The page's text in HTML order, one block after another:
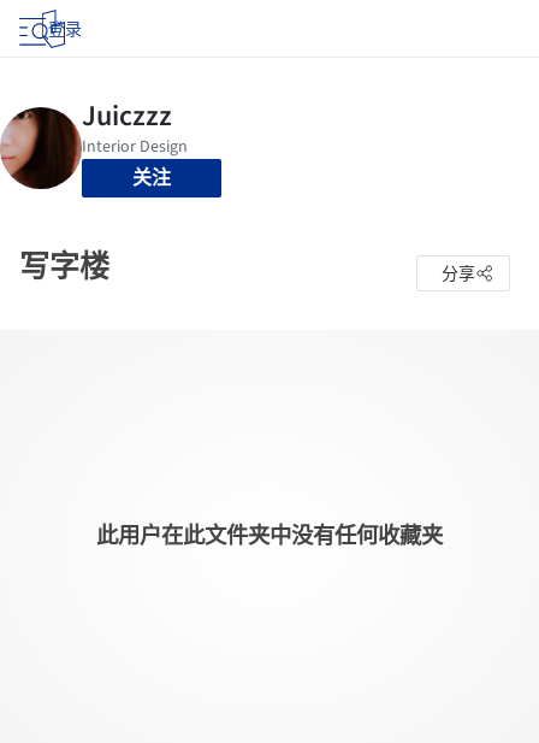
登录
关注
写字楼 分享
此用户在此文件夹中没有任何收藏夹